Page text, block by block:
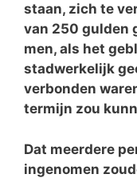
staan, zich te
van 250 gulden
men, als het
stadwerkelijk
verbonden
termijn zou
Dat meerdere
ingenomen